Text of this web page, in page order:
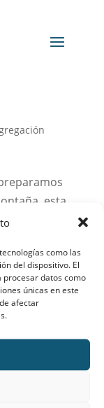
como las
del dispositivo. El
datos como
únicas en este
afectar
esta
el
de